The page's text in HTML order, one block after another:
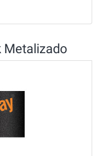
Metalizado